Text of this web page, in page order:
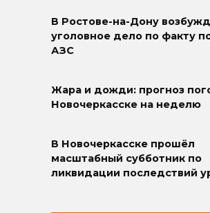
В Ростове-на-Дону
уголовное дело по факту
АЗС
Жара и дожди: прогноз
Новочеркасске на неделю
В Новочеркасске прошёл
масштабный субботник по
ликвидации последствий